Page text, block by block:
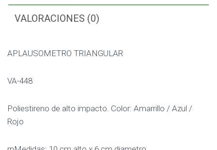
VALORACIONES (0)
APLAUSOMETRO TRIANGULAR
VA-448
Poliestireno de alto impacto. Color: Amarrillo / Azul /
Rojo